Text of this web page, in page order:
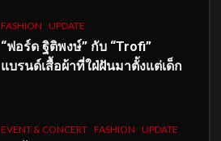
FASHION UPDATE
“ฟอร์ด ฐิติพงษ์” กับ “Trofi”
แบรนด์เสื้อผ้าที่ใฝ่ฝันมาตั้งแต่เด็ก
EVENT & CONCERT FASHION UPDATE